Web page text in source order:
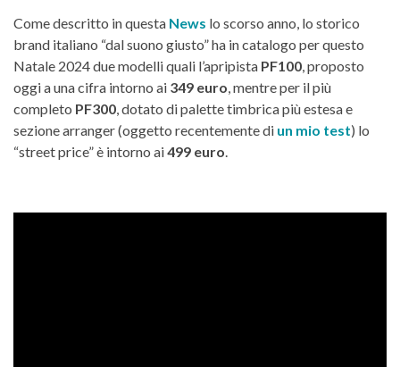
Come descritto in questa News lo scorso anno, lo storico
brand italiano “dal suono giusto” ha in catalogo per questo
Natale 2024 due modelli quali l’apripista PF100 , proposto
oggi a una cifra intorno ai 349 euro , mentre per il più
completo PF300 , dotato di palette timbrica più estesa e
sezione arranger (oggetto recentemente di un mio test) lo
“street price” è intorno ai499 euro